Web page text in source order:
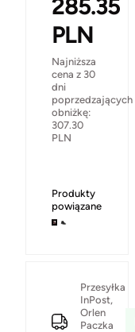
285.35
PLN
Najniższa
cena z 30
dni
poprzedzających
obniżkę:
307.30
PLN
Produkty
powiązane
Przesyłka
InPost,
Orlen
Paczka